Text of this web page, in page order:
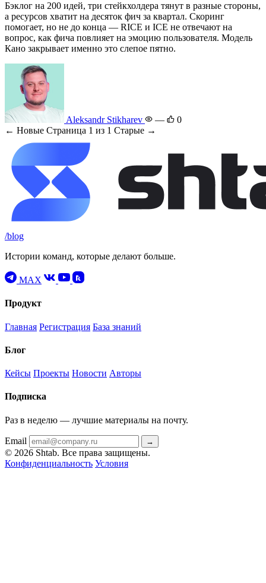
Бэклог на 200 идей, три стейкхолдера тянут в разные стороны,
а ресурсов хватит на десяток фич за квартал. Скоринг
помогает, но не до конца — RICE и ICE не отвечают на
вопрос, как фича повлияет на эмоцию пользователя. Модель
Кано закрывает именно это слепое пятно.
Aleksandr Stikharev —
0
← Новые Страница 1 из 1 Старые →
/blog
Истории команд, которые делают больше.
MAX
Продукт
Главная Регистрация База знаний
Блог
Кейсы Проекты Новости Авторы
Подписка
Раз в неделю — лучшие материалы на почту.
Email →
© 2026 Shtab. Все права защищены.
Конфиденциальность Условия